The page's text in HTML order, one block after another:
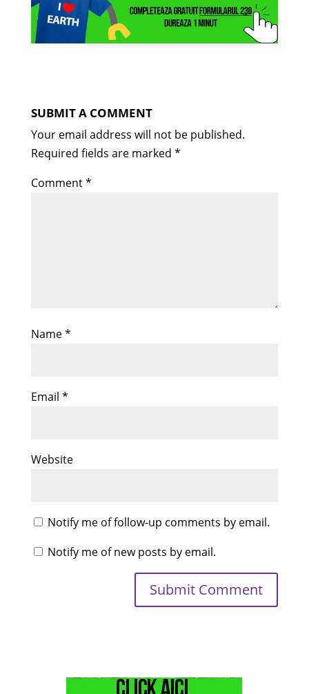
SUBMIT A COMMENT
Your email address will not be published.
Required fields are marked *
Comment*
Name*
Email *
Website
Notify me of follow-up comments by email.
Notify me of new posts by email.